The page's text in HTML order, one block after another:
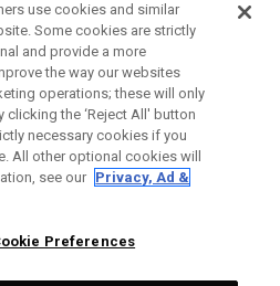
LÉGALES
use cookies and similar
Some cookies are strictly
and provide a more
the way our websites
operations; these will only
clicking the ‘Reject All' button
necessary cookies if you
All other optional cookies will
see our Privacy, Ad &
Preferences